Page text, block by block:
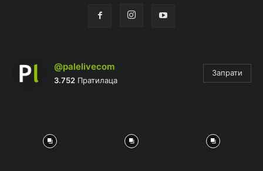
@palelivecom
3.752 Пратилаца
Запрати